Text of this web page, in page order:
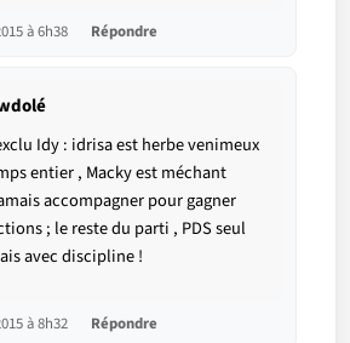
à 6h38 Répondre
Idy : idrisa est herbe venimeux
entier , Macky est méchant
accompagner pour gagner
; le reste du parti , PDS seul
avec discipline !
à 8h32 Répondre